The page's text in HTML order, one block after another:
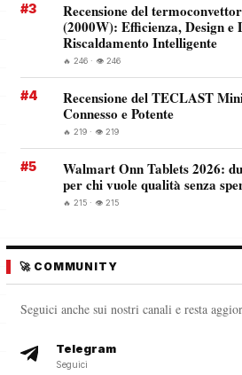
#3
Recensione del
(2000W): Efficienza, Design e
Riscaldamento Intelligente
🔥 246 · 👁️ 246
#4
Recensione del TECLAST
Connesso e Potente
🔥 219 · 👁️ 219
#5
Walmart Onn Tablets 2026:
per chi vuole qualità senza
🔥 215 · 👁️ 215
🚀 COMMUNITY
Seguici anche sui nostri canali e resta
Telegram
Seguici